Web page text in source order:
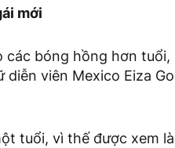
mới
các bóng hồng hơn
diễn viên Mexico Eiza
tuổi, vì thế được xem